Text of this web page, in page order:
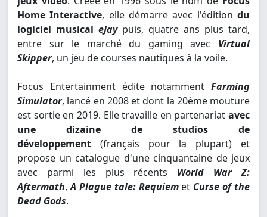
Home Interactive, elle démarre avec l'éditiondu
logiciel musical eJaypuis, quatre ans plus tard,
entre sur le marché du gaming avec Virtual
Skipper, un jeu de courses nautiques à la voile.
Focus Entertainment édite notamment Farming
Simulator, lancé en 2008 et dont la 20ème mouture
est sortie en 2019. Elle travaille en partenariat avec
une dizaine de studios de
développement (français pour la plupart) et
propose un catalogue d'une cinquantaine de jeux
avec parmi les plus récents World War Z:
Aftermath,A Plague tale: Requiemet Curse of the
Dead Gods.